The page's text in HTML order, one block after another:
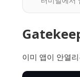
이미 앱이 안열